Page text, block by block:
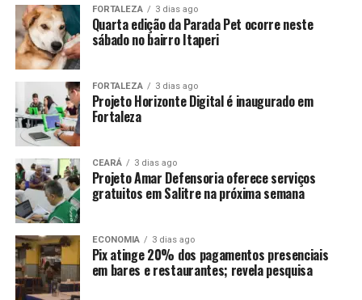
FORTALEZA 3 dias ago
Quarta edição da Parada Pet ocorre neste
sábado no bairro Itaperi
FORTALEZA 3 dias ago
Projeto Horizonte Digital é inaugurado em
Fortaleza
CEARÁ 3 dias ago
Projeto Amar Defensoria oferece serviços
gratuitos em Salitre na próxima semana
ECONOMIA 3 dias ago
Pix atinge 20% dos pagamentos presenciais
em bares e restaurantes; revela pesquisa